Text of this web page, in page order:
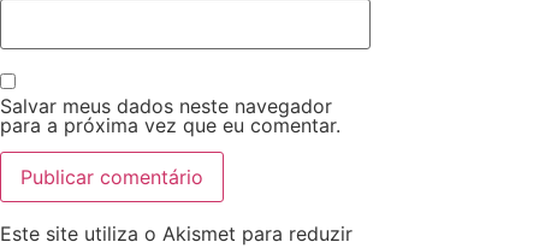
Salvar meus dados neste navegador
para a próxima vez que eu comentar.
Este site utiliza o Akismet para reduzir